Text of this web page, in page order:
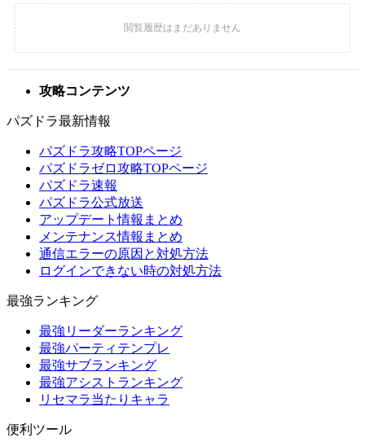
攻略コンテンツ
パズドラ最新情報
パズドラ攻略TOPページ
パズドラゼロ攻略TOPページ
パズドラ速報
パズドラ公式放送
アップデート情報まとめ
メンテナンス情報まとめ
通信エラーの原因と対処方法
ログインできない時の対処方法
最強ランキング
最強リーダーランキング
最強パーティテンプレ
最強サブランキング
最強アシストランキング
リセマラ当たりキャラ
便利ツール